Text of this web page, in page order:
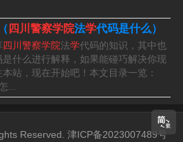
学生能够有机会获得更好的教
专业面向全国12个省市招生，招
四川文科32人和理科33人，其他
四川警察学院法学代码是什么）
四川警察学院法学代码的知识，其中也
是什么进行解释，如果能碰巧解决你现
站，现在开始吧！本文目录一览：
...
Reserved. 津ICP备2023007489号